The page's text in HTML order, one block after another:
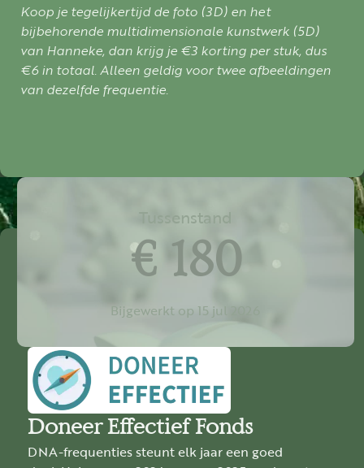
Koop je tegelijkertijd de foto (3D) en het
bijbehorende multidimensionale kunstwerk (5D)
van Hanneke, dan krijg je €3 korting per stuk, dus
€6 in totaal. Alleen geldig voor twee afbeeldingen
van dezelfde frequentie.
Doneer Effectief Fonds
DNA-frequenties steunt elk jaar een goed
Tussenstand
€ 180
Bijgewerkt op 15 jul 2026